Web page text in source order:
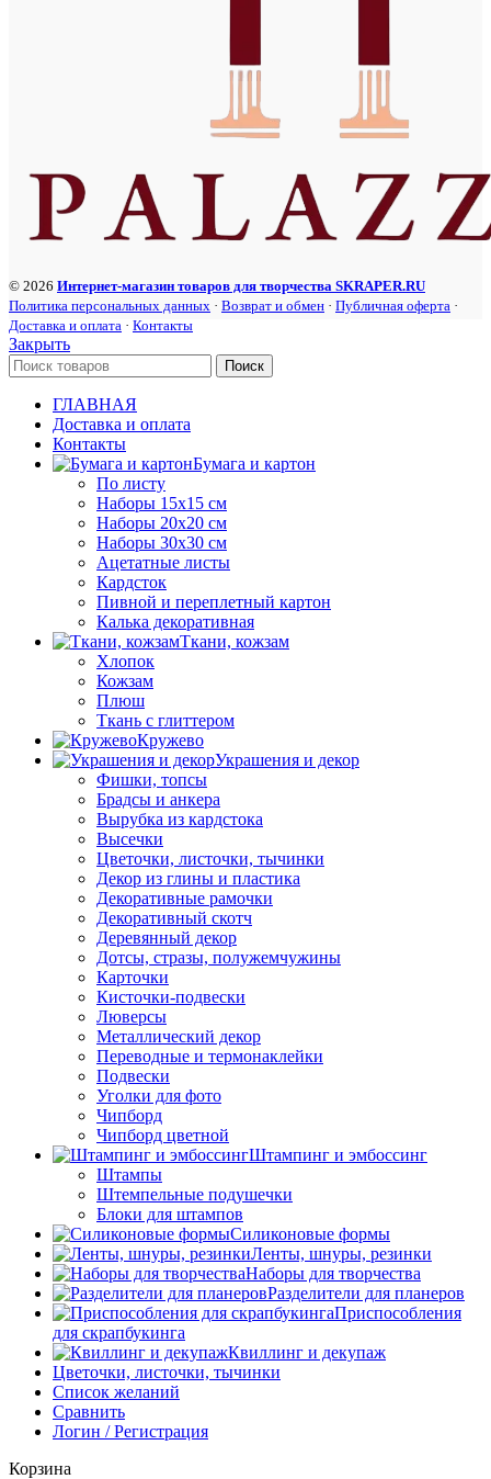
© 2026 Интернет-магазин товаров для творчества SKRAPER.RU
Политика персональных данных · Возврат и обмен · Публичная оферта ·
Доставка и оплата · Контакты
Закрыть
Поиск
ГЛАВНАЯ
Доставка и оплата
Контакты
Бумага и картон
По листу
Наборы 15х15 см
Наборы 20х20 см
Наборы 30х30 см
Ацетатные листы
Кардсток
Пивной и переплетный картон
Калька декоративная
Ткани, кожзам
Хлопок
Кожзам
Плюш
Ткань с глиттером
Кружево
Украшения и декор
Фишки, топсы
Брадсы и анкера
Вырубка из кардстока
Высечки
Цветочки, листочки, тычинки
Декор из глины и пластика
Декоративные рамочки
Декоративный скотч
Деревянный декор
Дотсы, стразы, полужемчужины
Карточки
Кисточки-подвески
Люверсы
Металлический декор
Переводные и термонаклейки
Подвески
Уголки для фото
Чипборд
Чипборд цветной
Штампинг и эмбоссинг
Штампы
Штемпельные подушечки
Блоки для штампов
Силиконовые формы
Ленты, шнуры, резинки
Наборы для творчества
Разделители для планеров
Приспособления
для скрапбукинга
Квиллинг и декупаж
Цветочки, листочки, тычинки
Список желаний
Сравнить
Логин / Регистрация
Корзина